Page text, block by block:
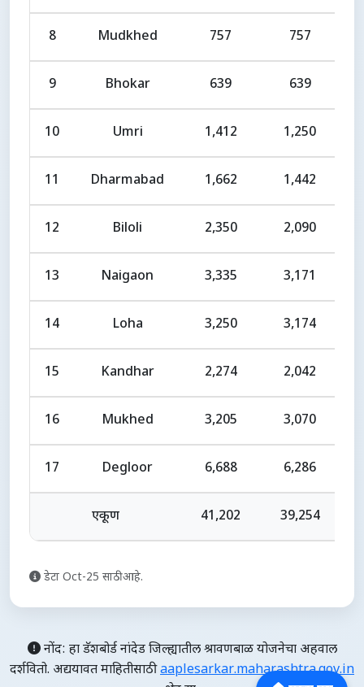
8 Mudkhed 757 757
9 Bhokar 639 639
10 Umri 1,412 1,250
11 Dharmabad 1,662 1,442
12 Biloli 2,350 2,090
13 Naigaon 3,335 3,171
14 Loha 3,250 3,174
15 Kandhar 2,274 2,042
16 Mukhed 3,205 3,070
17 Degloor 6,688 6,286
एकूण 41,202 39,254
डेटा Oct-25 साठी आहे.
नोंद: हा डॅशबोर्ड नांदेड जिल्ह्यातील श्रावणबाळ योजनेचा अहवाल
दर्शवितो. अद्ययावत माहितीसाठीaaplesarkar.maharashtra.gov.in